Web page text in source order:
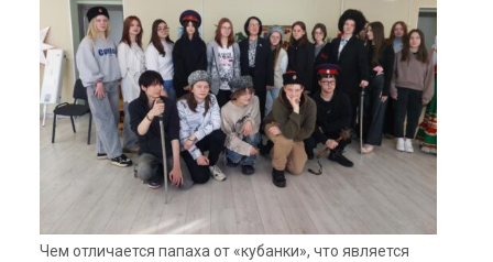
Чем отличается папаха от «кубанки», что является